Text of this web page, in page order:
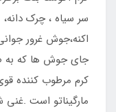
سر سیاه ، چرک
اکنه،جوش غرور
جای جوش ها که به
کرم مرطوب کننده
مارگیناتو است .غنی